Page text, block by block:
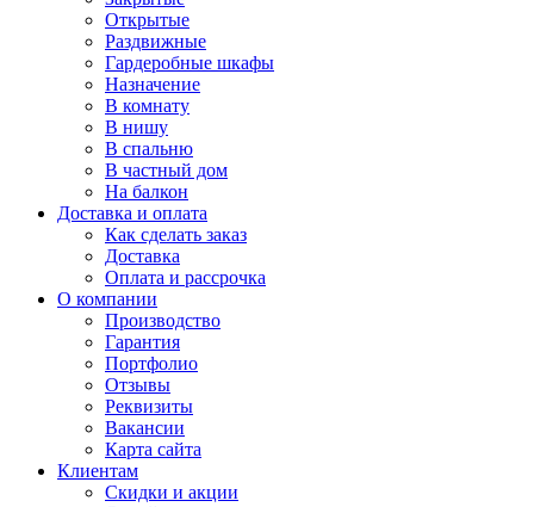
Открытые
Раздвижные
Гардеробные шкафы
Назначение
В комнату
В нишу
В спальню
В частный дом
На балкон
Доставка и оплата
Как сделать заказ
Доставка
Оплата и рассрочка
О компании
Производство
Гарантия
Портфолио
Отзывы
Реквизиты
Вакансии
Карта сайта
Клиентам
Скидки и акции